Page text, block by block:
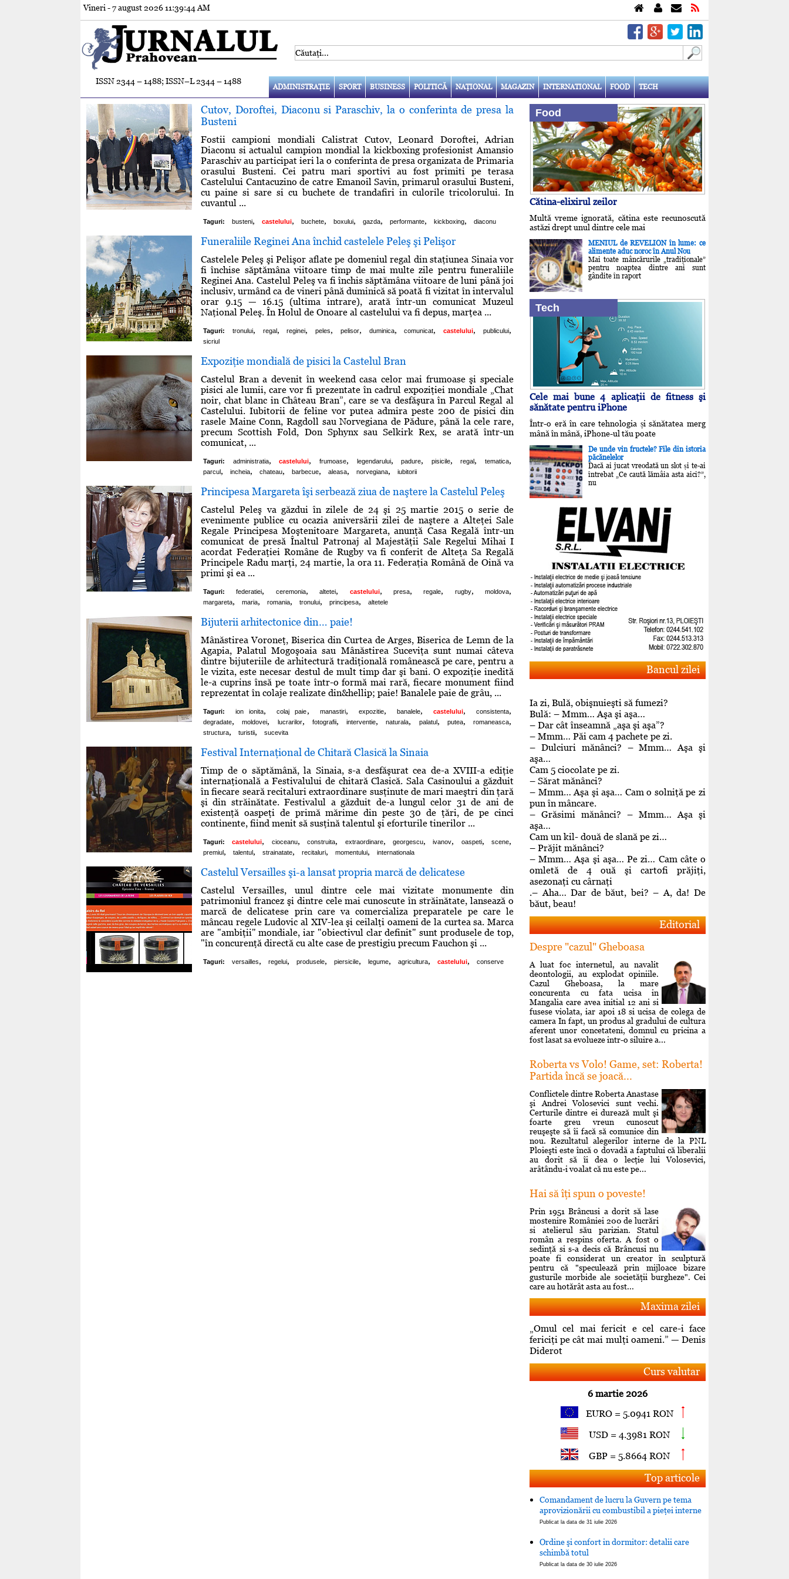
Vineri - 7 august 202611:39:45 AM
ISSN 2344 – 1488; ISSN–L 2344 – 1488
ADMINISTRAŢIE SPORT BUSINESS POLITICĂ NAŢIONAL MAGAZIN INTERNATIONAL FOOD TECH
Cutov, Doroftei, Diaconu si Paraschiv, la o conferinta de presa la
Busteni
Fostii campioni mondiali Calistrat Cutov, Leonard Doroftei, Adrian
Diaconu si actualul campion mondial la kickboxing profesionist Amansio
Paraschiv au participat ieri la o conferinta de presa organizata de Primaria
orasului Busteni. Cei patru mari sportivi au fost primiti pe terasa
Castelului Cantacuzino de catre Emanoil Savin, primarul orasului Busteni,
cu paine si sare si cu buchete de trandafiri in culorile tricolorului. In
cuvantul ...
Taguri: busteni, castelului, buchete, boxului, gazda, performante, kickboxing, diaconu
Funeraliile Reginei Ana închid castelele Peleş şi Pelişor
Castelele Peleş şi Pelişor aflate pe domeniul regal din staţiunea Sinaia vor
fi închise săptămâna viitoare timp de mai multe zile pentru funeraliile
Reginei Ana. Castelul Peleş va fi închis săptămâna viitoare de luni până joi
inclusiv, urmând ca de vineri până duminică să poată fi vizitat în intervalul
orar 9.15 — 16.15 (ultima intrare), arată într-un comunicat Muzeul
Naţional Peleş. În Holul de Onoare al castelului va fi depus, marţea ...
Taguri: tronului, regal, reginei, peles, pelisor, duminica, comunicat, castelului, publicului,
sicriul
Expoziţie mondială de pisici la Castelul Bran
Castelul Bran a devenit în weekend casa celor mai frumoase şi speciale
pisici ale lumii, care vor fi prezentate în cadrul expoziţiei mondiale „Chat
noir, chat blanc in Château Bran”, care se va desfăşura în Parcul Regal al
Castelului. Iubitorii de feline vor putea admira peste 200 de pisici din
rasele Maine Conn, Ragdoll sau Norvegiana de Pădure, până la cele rare,
precum Scottish Fold, Don Sphynx sau Selkirk Rex, se arată într-un
comunicat, ...
Taguri: administratia, castelului, frumoase, legendarului, padure, pisicile, regal, tematica,
parcul, incheia, chateau, barbecue, aleasa, norvegiana, iubitorii
Principesa Margareta îşi serbează ziua de naştere la Castelul Peleş
Castelul Peleş va găzdui în zilele de 24 şi 25 martie 2015 o serie de
evenimente publice cu ocazia aniversării zilei de naştere a Alteţei Sale
Regale Principesa Moştenitoare Margareta, anunţă Casa Regală într-un
comunicat de presă Înaltul Patronaj al Majestăţii Sale Regelui Mihai I
acordat Federaţiei Române de Rugby va fi conferit de Alteţa Sa Regală
Principele Radu marţi, 24 martie, la ora 11. Federaţia Română de Oină va
primi şi ea ...
Taguri: federatiei, ceremonia, altetei, castelului, presa, regale, rugby, moldova,
margareta, maria, romania, tronului, principesa, altetele
Bijuterii arhitectonice din… paie!
Mânăstirea Voroneţ, Biserica din Curtea de Arges, Biserica de Lemn de la
Agapia, Palatul Mogoşoaia sau Mânăstirea Suceviţa sunt numai câteva
dintre bijuteriile de arhitectură tradiţională românească pe care, pentru a
le vizita, este necesar destul de mult timp dar şi bani. O expoziţie inedită
le-a cuprins însă pe toate într-o formă mai rară, fiecare monument fiind
reprezentat în colaje realizate din&hellip; paie! Banalele paie de grâu, ...
Taguri: ion ionita, colaj paie, manastiri, expozitie, banalele, castelului, consistenta,
degradate, moldovei, lucrarilor, fotografii, interventie, naturala, palatul, putea, romaneasca,
structura, turistii, sucevita
Festival Internaţional de Chitară Clasică la Sinaia
Timp de o săptămână, la Sinaia, s-a desfăşurat cea de-a XVIII-a ediţie
internaţională a Festivalului de chitară Clasică. Sala Casinoului a găzduit
în fiecare seară recitaluri extraordinare susţinute de mari maeştri din ţară
şi din străinătate. Festivalul a găzduit de-a lungul celor 31 de ani de
existenţă oaspeţi de primă mărime din peste 30 de ţări, de pe cinci
continente, fiind menit să susţină talentul şi eforturile tinerilor ...
Taguri: castelului, cioceanu, construita, extraordinare, georgescu, ivanov, oaspeti, scene,
premiul, talentul, strainatate, recitaluri, momentului, internationala
Castelul Versailles şi-a lansat propria marcă de delicatese
Castelul Versailles, unul dintre cele mai vizitate monumente din
patrimoniul francez şi dintre cele mai cunoscute în străinătate, lansează o
marcă de delicatese prin care va comercializa preparatele pe care le
mâncau regele Ludovic al XIV-lea şi ceilalţi oameni de la curtea sa. Marca
are "ambiţii" mondiale, iar "obiectivul clar definit" sunt produsele de top,
"în concurenţă directă cu alte case de prestigiu precum Fauchon şi ...
Taguri: versailles, regelui, produsele, piersicile, legume, agricultura, castelului, conserve
Food
Cătina-elixirul zeilor
Multă vreme ignorată, cătina este recunoscută
astăzi drept unul dintre cele mai
MENIUL de REVELION în lume: ce
alimente aduc noroc în Anul Nou
Mai toate mâncărurile „tradiţionale”
pentru noaptea dintre ani sunt
gândite în raport
Tech
Cele mai bune 4 aplicaţii de fitness şi
sănătate pentru iPhone
Într-o eră în care tehnologia și sănătatea merg
mână în mână, iPhone-ul tău poate
De unde vin fructele? File din istoria
păcănelelor
Dacă ai jucat vreodată un slot și te-ai
întrebat „Ce caută lămâia asta aici?”,
nu
Bancul zilei
Ia zi, Bulă, obişnuieşti să fumezi?
Bulă: – Mmm… Aşa şi aşa…
– Dar cât înseamnă „aşa şi aşa”?
– Mmm… Păi cam 4 pachete pe zi.
– Dulciuri mănânci? – Mmm… Aşa şi
aşa…
Cam 5 ciocolate pe zi.
– Sărat mănânci?
– Mmm… Aşa şi aşa… Cam o solniţă pe zi
pun în mâncare.
– Grăsimi mănânci? – Mmm… Aşa şi
aşa…
Cam un kil- două de slană pe zi…
– Prăjit mănânci?
– Mmm… Aşa şi aşa… Pe zi… Cam câte o
omletă de 4 ouă şi cartofi prăjiţi,
asezonaţi cu cârnaţi
.– Aha… Dar de băut, bei? – A, da! De
băut, beau!
Editorial
Despre "cazul" Gheboasa
A luat foc internetul, au navalit
deontologii, au explodat opiniile.
Cazul Gheboasa, la mare
concurenta cu fata ucisa in
Mangalia care avea initial 12 ani si
fusese violata, iar apoi 18 si ucisa de colega de
camera In fapt, un produs al gradului de cultura
aferent unor concetateni, domnul cu pricina a
fost lasat sa evolueze intr-o siluire a...
Roberta vs Volo! Game, set: Roberta!
Partida încă se joacă...
Conflictele dintre Roberta Anastase
şi Andrei Volosevici sunt vechi.
Certurile dintre ei durează mult şi
foarte greu vreun cunoscut
reuşeşte să îi facă să comunice din
nou. Rezultatul alegerilor interne de la PNL
Ploieşti este încă o dovadă a faptului că liberalii
au dorit să îi dea o lecţie lui Volosevici,
arâtându-i voalat că nu este pe...
Hai să îţi spun o poveste!
Prin 1951 Brâncusi a dorit să lase
mostenire României 200 de lucrări
si atelierul său parizian. Statul
român a respins oferta. A fost o
sedinţă si s-a decis că Brâncusi nu
poate fi considerat un creator în sculptură
pentru că "speculează prin mijloace bizare
gusturile morbide ale societăţii burgheze". Cei
care au hotărât asta au fost...
Maxima zilei
„Omul cel mai fericit e cel care-i face
fericiţi pe cât mai mulţi oameni.” — Denis
Diderot
Curs valutar
6 martie 2026
EURO = 5.0941 RON
USD = 4.3981 RON
GBP = 5.8664 RON
Top articole
Comandament de lucru la Guvern pe tema
aprovizionării cu combustibil a pieţei interne
Publicat la data de 31 iulie 2026
Ordine şi confort in dormitor: detalii care
schimbă totul
Publicat la data de 30 iulie 2026